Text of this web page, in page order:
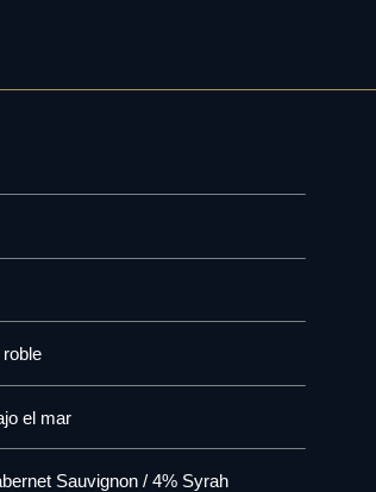
el mar
Sauvignon / 4% Syrah